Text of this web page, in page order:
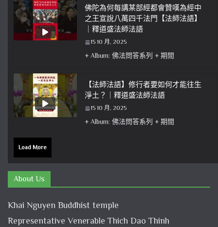
佛陀為何每講某部經都會贊嘆為經中
之王宣說八萬四千法門【法師法語】
｜釋道盛法師法語
15 10 月, 2025
+ Album: 佛法問答系列 + 期間
【法師法語】修行者要如何才能往生
淨土？｜釋道盛法師法語
15 10 月, 2025
+ Album: 佛法問答系列 + 期間
Load More
About Us
Khai Nguyen Buddhist temple
Representative Venerable Thich Dao Thinh